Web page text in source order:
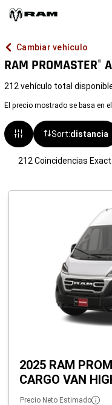
Cambiar vehículo
RAM PROMASTER®
212 vehículo total
El precio mostrado se basa en
Sort:distancia
212 Coincidencias
2025 RAM
CARGO VAN
Precio Neto Estimado